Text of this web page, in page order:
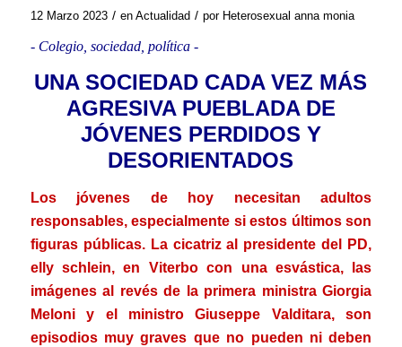
12 Marzo 2023 / en Actualidad / por Heterosexual anna monia
-Colegio, sociedad, política -
UNA SOCIEDAD CADA VEZ MÁS
AGRESIVA PUEBLADA DE
JÓVENES PERDIDOS Y
DESORIENTADOS
Los jóvenes de hoy necesitan adultos
responsables, especialmente si estos últimos son
figuras públicas. La cicatriz al presidente del PD,
elly schlein, en Viterbo con una esvástica, las
imágenes al revés de la primera ministra Giorgia
Meloni y el ministro Giuseppe Valditara, son
episodios muy graves que no pueden ni deben